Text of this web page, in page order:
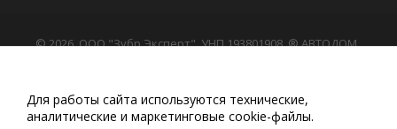
© 2026, ООО "Зубр Эксперт", УНП 193801908. ® АВТОДОМ
Обращаем Ваше внимание на то, что данный интернет-
сайт носит исключительно информационный характер
Любое использование либо копирование материалов
Для работы сайта используются технические,
аналитические и маркетинговые сооkіе-файлы.